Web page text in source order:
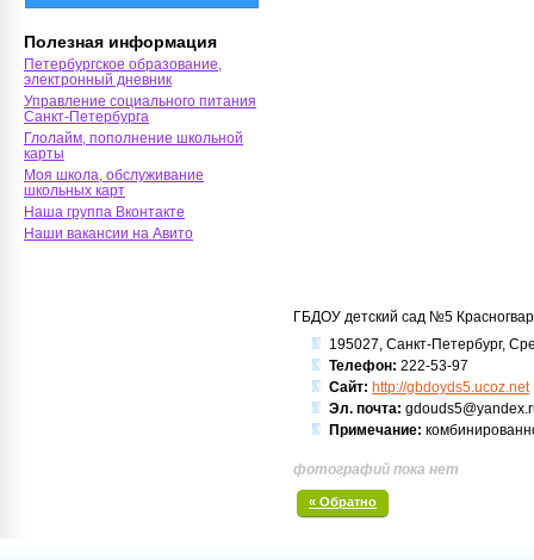
Полезная информация
Петербургское образование,
электронный дневник
Управление социального питания
Санкт-Петербурга
Глолайм, пополнение школьной
карты
Моя школа, обслуживание
школьных карт
Наша группа Вконтакте
Наши вакансии на Авито
ГБДОУ детский сад №5
195027, Санкт-Петербург,
Телефон: 222-53-97
Сайт: http://gbdoyds5.ucoz.net
Эл. почта:
Примечание:
фотографий пока нет
« Обратно